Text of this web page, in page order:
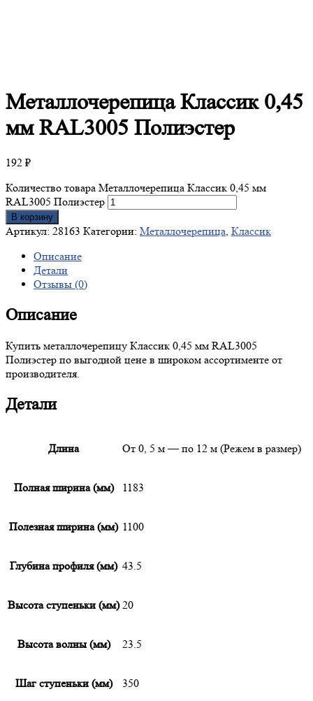
МеталлочерепицаКлассик 0,45
мм RAL3005 Полиэстер
192 ₽
Количество товара Металлочерепица Классик 0,45 мм
RAL3005 Полиэстер
В корзину
Артикул: 28163 Категории: Металлочерепица, Классик
Описание
Детали
Отзывы (0)
Описание
Купить металлочерепицу Классик 0,45 мм RAL3005
Полиэстер по выгодной цене в широком ассортименте от
производителя.
Детали
Длина От 0, 5 м — по 12 м (Режем в размер)
Полная ширина (мм) 1183
Полезная ширина (мм) 1100
Глубина профиля (мм) 43.5
Высота ступеньки (мм) 20
Высота волны (мм) 23.5
Шаг ступеньки (мм) 350